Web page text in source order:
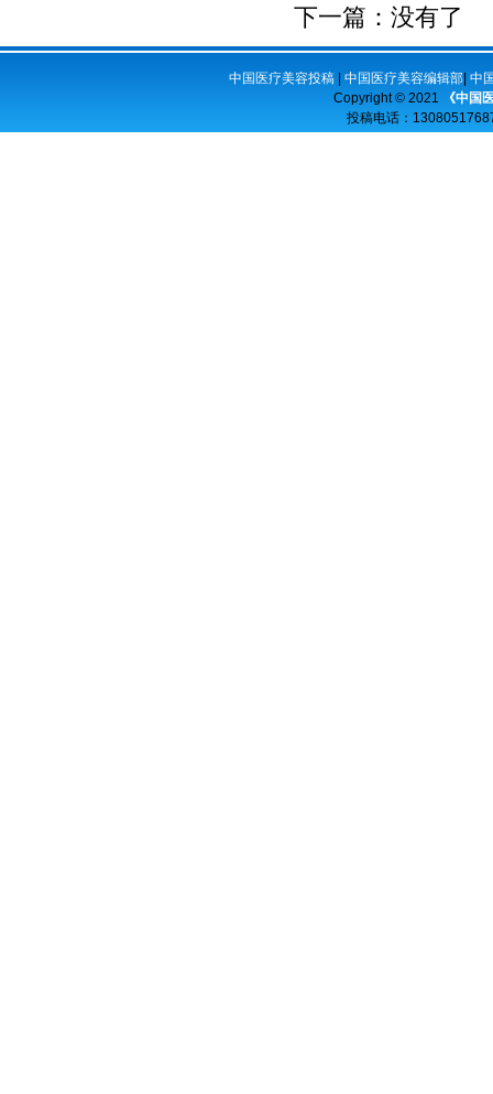
下一篇：没有了
中国医疗美容投稿| 中国医疗美容编辑部| 中
Copyright © 2021
《中国
投稿电话：